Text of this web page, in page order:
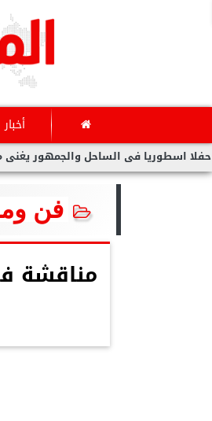
أخبار
والجمهور يغنى معه ” لولا البنات”
فن
مناقشة